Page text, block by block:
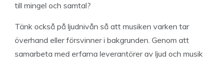
till mingel och samtal?
Tänk också på ljudnivån så att musiken varken tar
överhand eller försvinner i bakgrunden. Genom att
samarbeta med erfarna leverantörer av ljud och musik